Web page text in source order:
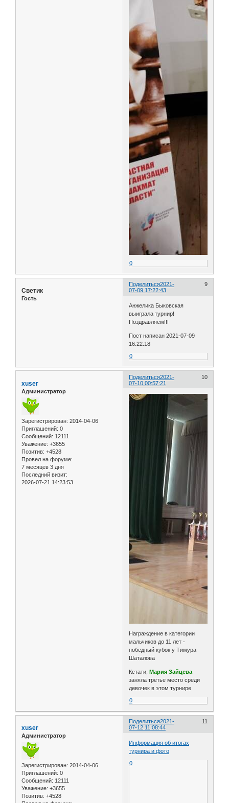
0
Поделиться 9
2021-
07-09 17:22:43
Светик
Гость
Анжелика Быковская
выиграла турнир!
Поздравляем!!!
Пост написан 2021-07-09
16:22:18
0
Поделиться 10
2021-
07-10 00:57:21
xuser
Администратор
Зарегистрирован: 2014-04-06
Приглашений: 0
Сообщений: 12111
Уважение: +3655
Позитив: +4528
Провел на форуме:
7 месяцев 3 дня
Последний визит:
2026-07-21 14:23:53
Награждение в категории
мальчиков до 11 лет -
победный кубок у Тимура
Шаталова
Кстати,Мария Зайцева
заняла третье место среди
девочек в этом турнире
0
Поделиться 11
2021-
07-12 11:08:44
xuser
Администратор
Зарегистрирован: 2014-04-06
Приглашений: 0
Сообщений: 12111
Уважение: +3655
Позитив: +4528
Информация об итогах
турнира и фото
0